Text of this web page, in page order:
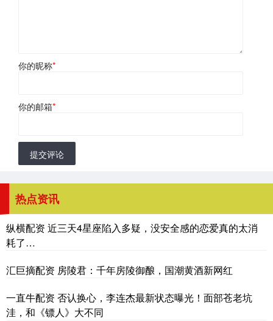
你的昵称*
你的邮箱*
提交评论
热点资讯
纵横配资 近三天4星座陷入多疑，没安全感的恋爱真的太消
耗了…
汇巨摘配资 房陵君：千年房陵御酿，国潮黄酒新网红
一直牛配资 否认换心，李连杰最新状态曝光！面部苍老坑
洼，和《镖人》大不同